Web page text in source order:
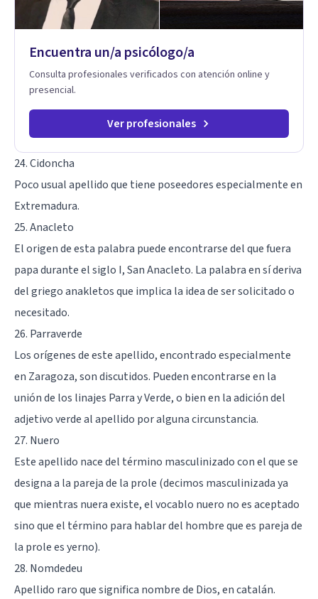
resiliencia y bienestar. Creo profundamente en la
autoconciencia como un camino fundamental para la
auténtica y significativa.
Encuentra un/a psicólogo/a
Consulta profesionales verificados con atención online y
presencial.
Ver profesionales
24. Cidoncha
Poco usual apellido que tiene poseedores especialmente en
Extremadura.
25. Anacleto
El origen de esta palabra puede encontrarse del que fuera
papa durante el siglo I, San Anacleto. La palabra en sí deriva
del griego anakletos que implica la idea de ser solicitado o
necesitado.
26. Parraverde
Los orígenes de este apellido, encontrado especialmente
en Zaragoza, son discutidos. Pueden encontrarse en la
unión de los linajes Parra y Verde, o bien en la adición del
adjetivo verde al apellido por alguna circunstancia.
27. Nuero
Este apellido nace del término masculinizado con el que se
designa a la pareja de la prole (decimos masculinizada ya
que mientras nuera existe, el vocablo nuero no es aceptado
sino que el término para hablar del hombre que es pareja de
la prole es yerno).
28. Nomdedeu
Apellido raro que significa nombre de Dios, en catalán.